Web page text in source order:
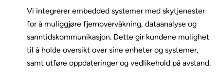
Vi integrerer embedded systemer med skytjenester
for å muliggjøre fjernovervåkning, dataanalyse og
sanntidskommunikasjon. Dette gir kundene mulighet
til å holde oversikt over sine enheter og systemer,
samt utføre oppdateringer og vedlikehold på avstand.